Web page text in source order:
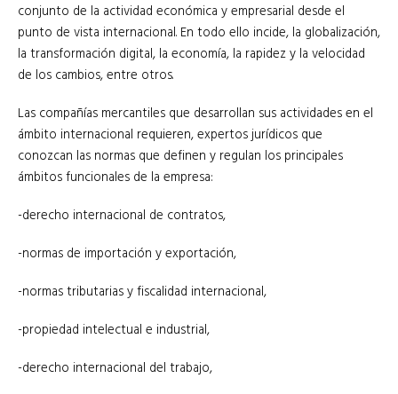
conjunto de la actividad económica y empresarial desde el
punto de vista internacional. En todo ello incide, la globalización,
la transformación digital, la economía, la rapidez y la velocidad
de los cambios, entre otros.
Las compañías mercantiles que desarrollan sus actividades en el
ámbito internacional requieren, expertos jurídicos que
conozcan las normas que definen y regulan los principales
ámbitos funcionales de la empresa:
-derecho internacional de contratos,
-normas de importación y exportación,
-normas tributarias y fiscalidad internacional,
-propiedad intelectual e industrial,
-derecho internacional del trabajo,